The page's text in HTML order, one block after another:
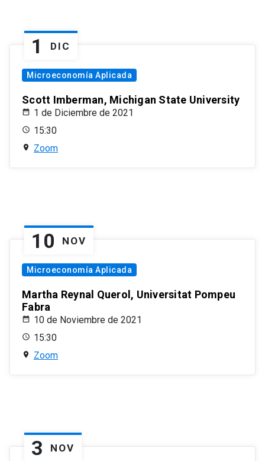
1 DIC
Microeconomía Aplicada
Scott Imberman, Michigan State University
1 de Diciembre de 2021
15:30
Zoom
10 NOV
Microeconomía Aplicada
Martha Reynal Querol, Universitat Pompeu
Fabra
10 de Noviembre de 2021
15:30
Zoom
3 NOV